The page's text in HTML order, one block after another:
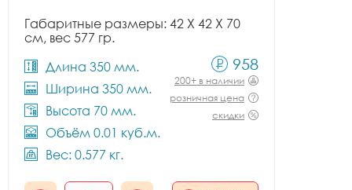
Габаритные размеры: 42 X 42 X 70
см, вес 577 гр.
Длина 350 мм.
Ширина 350 мм.
Высота 70 мм.
Объём 0.01 куб.м.
Вес: 0.577 кг.
958
200+ в наличии
розничная цена
скидки